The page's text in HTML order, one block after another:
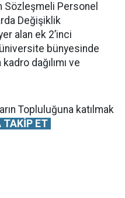
Sözleşmeli Personel
Değişiklik
alan ek 2’inci
bünyesinde
dağılımı ve
Topluluğuna katılmak
TAKİP ET